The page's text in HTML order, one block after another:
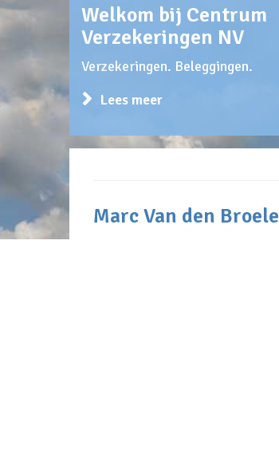
Welkom bij Centrum
Verzekeringen NV
Verzekeringen. Beleggingen.
Lees meer
Marc Van den Broele